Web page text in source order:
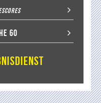
He 60